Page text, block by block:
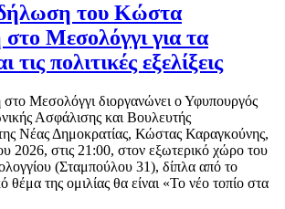
του Κώστα
Μεσολόγγι για τα
τις πολιτικές εξελίξεις
Μεσολόγγι διοργανώνει ο Υφυπουργός
Ασφάλισης και Βουλευτής
Νέας Δημοκρατίας, Κώστας Καραγκούνης,
2026, στις 21:00, στον εξωτερικό χώρο του
(Σταμπούλου 31), δίπλα από το
θέμα της ομιλίας θα είναι «Το νέο τοπίο στα